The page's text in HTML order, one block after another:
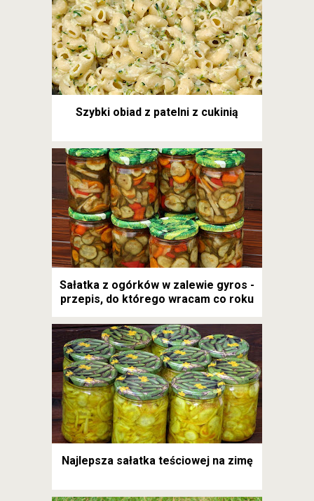
Szybki obiad z patelni z cukinią
Sałatka z ogórków w zalewie gyros -
przepis, do którego wracam co roku
Najlepsza sałatka teściowej na zimę